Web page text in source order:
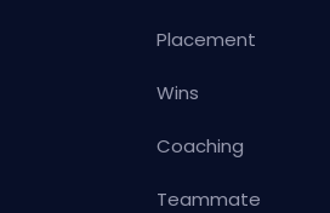
Placement
Wins
Coaching
Teammate